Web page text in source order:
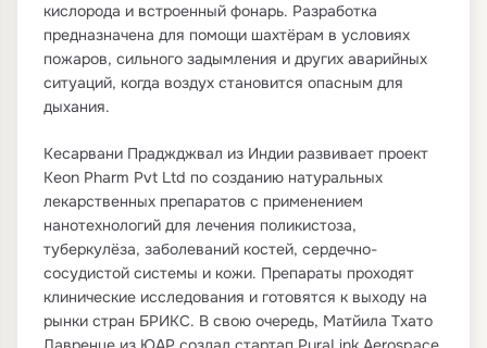
кислорода и встроенный фонарь. Разработка
предназначена для помощи шахтёрам в условиях
пожаров, сильного задымления и других аварийных
ситуаций, когда воздух становится опасным для
дыхания.
Кесарвани Праджджвал из Индии развивает проект
Keon Pharm Pvt Ltd по созданию натуральных
лекарственных препаратов с применением
нанотехнологий для лечения поликистоза,
туберкулёза, заболеваний костей, сердечно-
сосудистой системы и кожи. Препараты проходят
клинические исследования и готовятся к выходу на
рынки стран БРИКС. В свою очередь, Матйила Тхато